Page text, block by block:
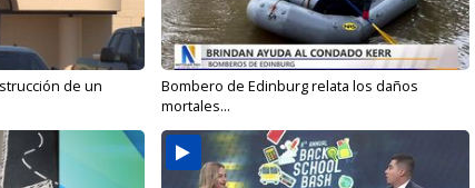
de un
Bombero de Edinburg relata los daños
mortales...